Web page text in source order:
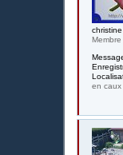
christine
en caux